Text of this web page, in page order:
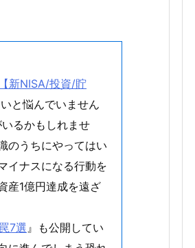
新NISA/投資/貯
と悩んでいません
るかもしれませ
のうちにやってはい
イナスになる行動を
産1億円達成を遠ざ
7選 』も公開してい